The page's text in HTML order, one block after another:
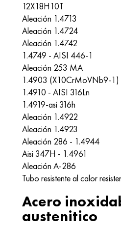
12X18H10T
Aleación 1.4713
Aleación 1.4724
Aleación 1.4742
1.4749 - AISI 446-1
Aleación 253 MA
1.4903 (X10CrMoVNb9-1)
1.4910 - AISI 316Ln
1.4919-asi 316h
Aleación 1.4922
Aleación 1.4923
Aleación 286 - 1.4944
Aisi 347H - 1.4961
Aleación A-286
Tubo resistente al calor
Acero
austenitico